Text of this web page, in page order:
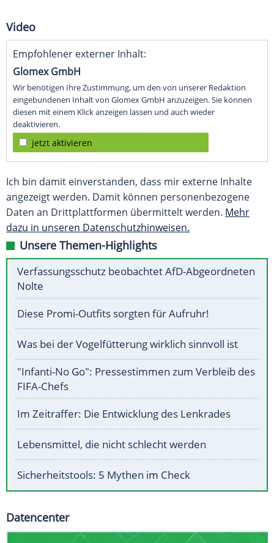
Video
Empfohlener externer Inhalt:
Glomex GmbH
Wir benötigen Ihre Zustimmung, um den von unserer Redaktion
eingebundenen Inhalt von Glomex GmbH anzuzeigen. Sie können
diesen mit einem Klick anzeigen lassen und auch wieder
deaktivieren.
jetzt aktivieren
Ich bin damit einverstanden, dass mir externe Inhalte
angezeigt werden. Damit können personenbezogene
Daten an Drittplattformen übermittelt werden. Mehr
dazu in unseren Datenschutzhinweisen.
Unsere Themen-Highlights
Verfassungsschutz beobachtet AfD-Abgeordneten
Nolte
Diese Promi-Outfits sorgten für Aufruhr!
Was bei der Vogelfütterung wirklich sinnvoll ist
"Infanti-No Go": Pressestimmen zum Verbleib des
FIFA-Chefs
Im Zeitraffer: Die Entwicklung des Lenkrades
Lebensmittel, die nicht schlecht werden
Sicherheitstools: 5 Mythen im Check
Datencenter